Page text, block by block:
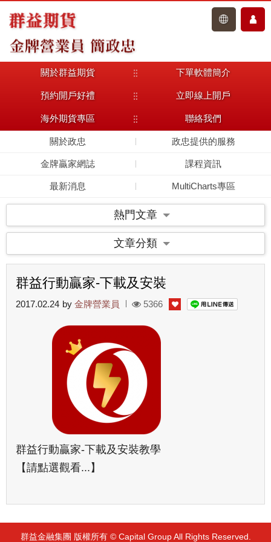
主選單
關於群益期貨 下單軟體簡介
預約開戶好禮 立即線上開戶
海外期貨專區 聯絡我們
關於政忠 政忠提供的服務
金牌贏家網誌 課程資訊
最新消息 MultiCharts專區
熱門文章
文章分類
群益行動贏家-下載及安裝
2017.02.24 by 金牌營業員 5366
群益行動贏家-下載及安裝教學
【請點選觀看...】
群益金融集團 版權所有 © Capital Group All Rights Reserved.